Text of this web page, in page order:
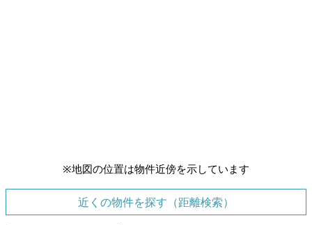
※地図の位置は物件近傍を示しています
近くの物件を探す（距離検索）